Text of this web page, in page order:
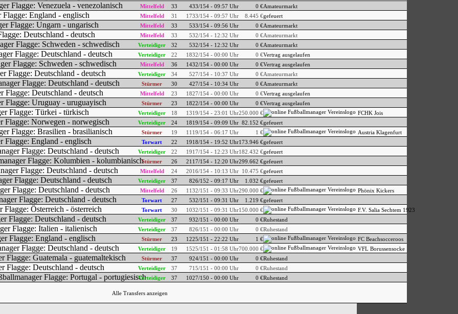
Mittelfeld
33 433/154 - 09:57 Uhr 0 €Amateurmarkt
Mittelfeld
31 1733/154 - 09:57 Uhr 8.445 €gefeuert
Mittelfeld
33 533/154 - 09:56 Uhr 0 €Amateurmarkt
Mittelfeld
33 532/154 - 12:32 Uhr 0 €Amateurmarkt
Verteidiger
32 532/154 - 12:32 Uhr 0 €Amateurmarkt
Verteidiger
22 1832/154 - 00:00 Uhr 0 €Vertrag ausgelaufen
Mittelfeld
36 1432/154 - 00:00 Uhr 0 €Vertrag ausgelaufen
Verteidiger
34 527/154 - 10:37 Uhr 0 €Amateurmarkt
Stürmer
30 427/154 - 10:34 Uhr 0 €Amateurmarkt
Mittelfeld
23 1827/154 - 00:00 Uhr 0 €Vertrag ausgelaufen
Stürmer
23 1822/154 - 00:00 Uhr 0 €Vertrag ausgelaufen
Verteidiger
18 1319/154 - 23:01 Uhr250.000 €
FCHK Jois
Verteidiger
24 1819/154 - 09:09 Uhr 82.152 €gefeuert
Stürmer
19 11 19/154 - 06:17 Uhr 1 €
Austria Klagenfurt
Torwart
22 1918/154 - 19:52 Uhr173.946 €gefeuert
Verteidiger
22 1917/154 - 12:23 Uhr182.432 €gefeuert
Stürmer
26 21 17/154 - 12:20 Uhr299.662 €gefeuert
Mittelfeld
24 2016/154 - 10:13 Uhr 10.475 €gefeuert
Verteidiger
37 826/152 - 09:17 Uhr 1.032 €gefeuert
Mittelfeld
26 1132/151 - 09:33 Uhr290.000 €
Phönix Kickers
Torwart
27 532/151 - 09:31 Uhr 1.219 €gefeuert
Torwart
30 1032/151 - 09:31 Uhr150.000 €
F.V. Salia Sechtem 1923
Verteidiger
37 932/151 - 00:00 Uhr 0 €Ruhestand
Verteidiger
37 826/151 - 00:00 Uhr 0 €Ruhestand
Stürmer
23 1225/151 - 22:22 Uhr 1 €
FC Beachsocceroos
Verteidiger
19 1525/151 - 01:58 Uhr700.000 €
VFL Borussensocke
Stürmer
37 924/151 - 00:00 Uhr 0 €Ruhestand
Verteidiger
37 715/151 - 00:00 Uhr 0 €Ruhestand
Verteidiger
37 1027/150 - 00:00 Uhr 0 €Ruhestand
Alle Transfers anzeigen